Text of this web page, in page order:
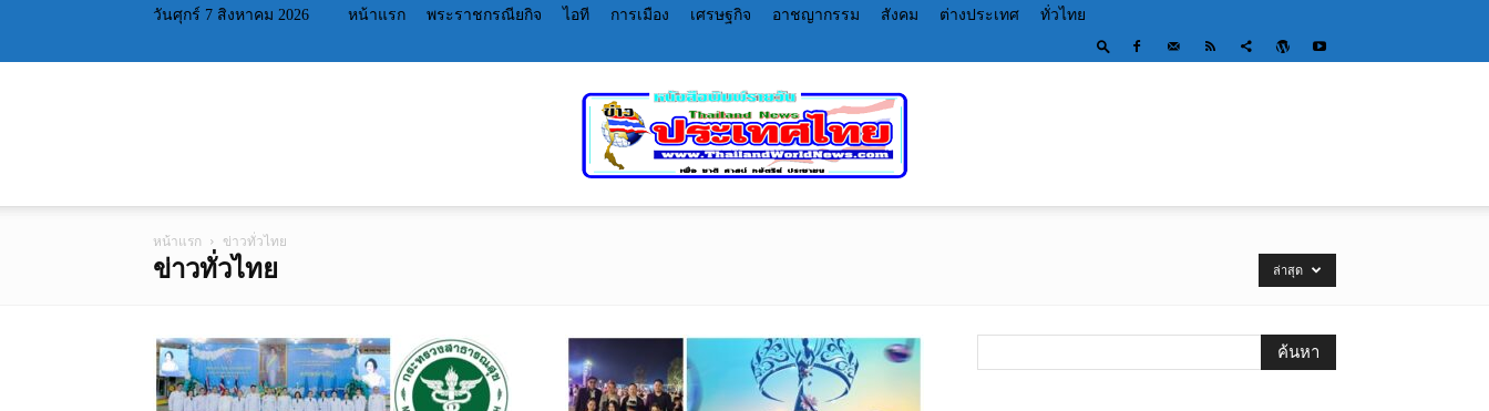
วันศุกร์ 7 สิงหาคม 2026 หน้าแรก พระราชกรณียกิจ ไอที การเมือง เศรษฐกิจ อาชญากรรม สังคม ต่างประเทศ ทั่วไทย
ราย
หน้าแรก ข่าวทั่วไทย
ข่าวทั่วไทย ล่าสุด